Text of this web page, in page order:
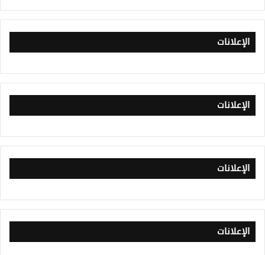
الإعلانات
الإعلانات
الإعلانات
الإعلانات